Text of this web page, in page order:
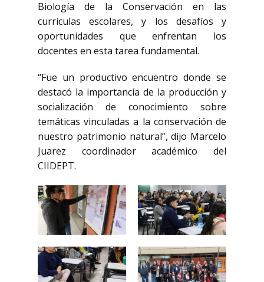
Biología de la Conservación en las
currículas escolares, y los desafíos y
oportunidades que enfrentan los
docentes en esta tarea fundamental.
“Fue un productivo encuentro donde se
destacó la importancia de la producción y
socialización de conocimiento sobre
temáticas vinculadas a la conservación de
nuestro patrimonio natural”, dijo Marcelo
Juarez coordinador académico del
CIIDEPT.